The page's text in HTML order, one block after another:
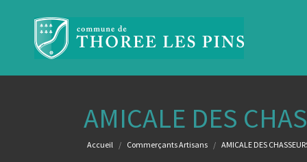
AMICALE DES
Vous êtes ici :
Accueil Commerçants Artisans AMICALE DES